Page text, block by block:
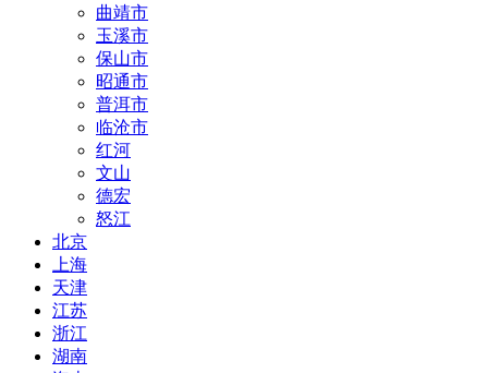
曲靖市
玉溪市
保山市
昭通市
普洱市
临沧市
红河
文山
德宏
怒江
北京
上海
天津
江苏
浙江
湖南